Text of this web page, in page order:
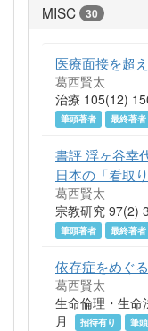
MISC 30
医療面接を超
葛西賢太
治療 105(12)
筆頭著者
最終著者
書評 浮ヶ谷幸
日本の「看取
葛西賢太
宗教研究 97(2)
筆頭著者
最終著者
依存症をめぐ
葛西賢太
生命倫理・生
月
招待有り 筆